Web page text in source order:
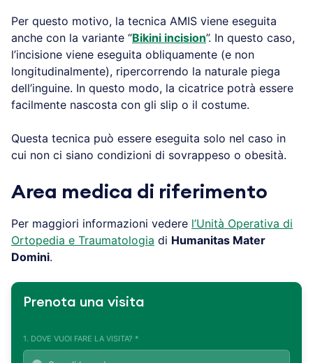
Per questo motivo, la tecnica AMIS viene eseguita
anche con la variante “Bikini incision”. In questo caso,
l’incisione viene eseguita obliquamente (e non
longitudinalmente), ripercorrendo la naturale piega
dell’inguine. In questo modo, la cicatrice potrà essere
facilmente nascosta con gli slip o il costume.
Questa tecnica può essere eseguita solo nel caso in
cui non ci siano condizioni di sovrappeso o obesità.
Area medica di riferimento
Per maggiori informazioni vedere l’Unità Operativa di
Ortopedia e Traumatologia di Humanitas Mater
Domini.
Prenota una visita
1. DOVE VUOI FARE LA VISITA? *